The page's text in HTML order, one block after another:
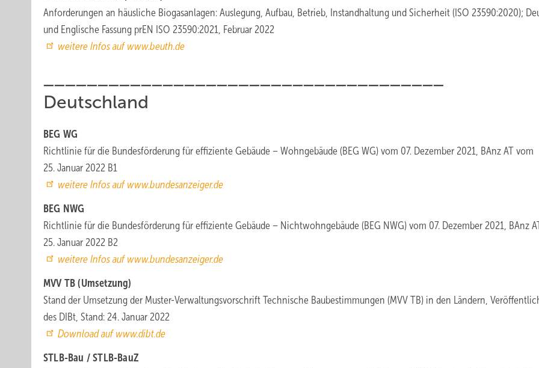
Anforderungen an häusliche Biogasanlagen: Auslegung, Aufbau, Betrieb, Instandhaltung und Sicherheit (ISO 23590:2020);
und Englische Fassung prEN ISO 23590:2021, Februar 2022
weitere Infos auf www.beuth.de
Deutschland
BEG WG
Richtlinie für die Bundesförderung für effiziente Gebäude – Wohngebäude (BEG WG) vom 07. Dezember 2021, BAnz AT vom
25. Januar 2022 B1
weitere Infos auf www.bundesanzeiger.de
BEG NWG
Richtlinie für die Bundesförderung für effiziente Gebäude – Nichtwohngebäude (BEG NWG) vom 07. Dezember 2021, BAnz
25. Januar 2022 B2
weitere Infos auf www.bundesanzeiger.de
MVV TB (Umsetzung)
Stand der Umsetzung der Muster-Verwaltungsvorschrift Technische Baubestimmungen (MVV TB) in den Ländern,
des DIBt, Stand: 24. Januar 2022
Download auf www.dibt.de
STLB-Bau / STLB-BauZ